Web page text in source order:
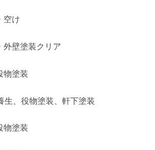
空け
外壁塗装クリア
物塗装
生、役物塗装、軒下塗装
物塗装